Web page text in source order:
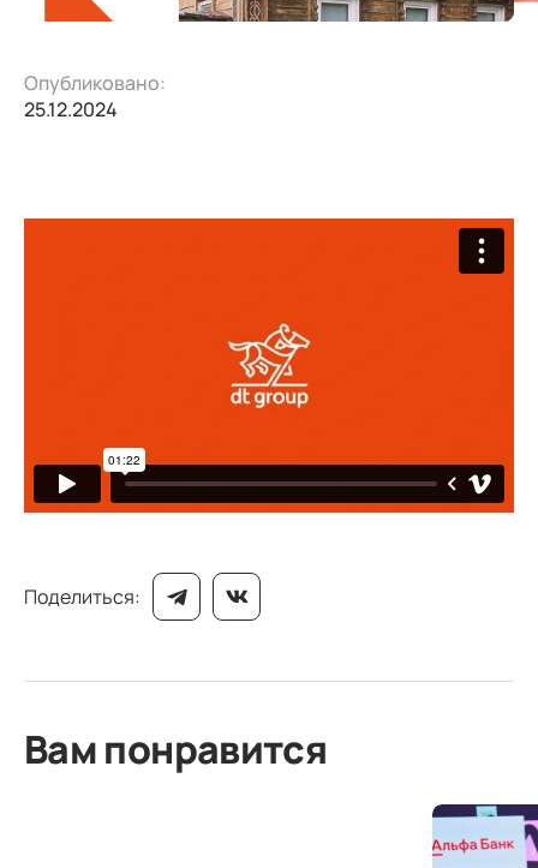
Опубликовано:
25.12.2024
Поделиться:
Вам понравится